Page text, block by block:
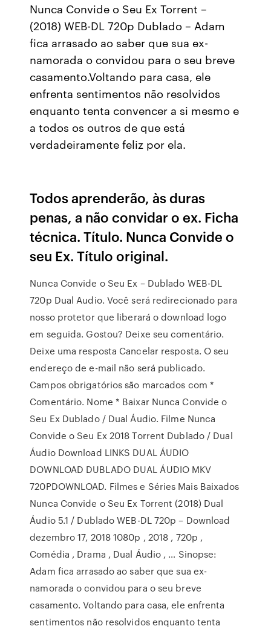
Nunca Convide o Seu Ex Torrent –
(2018) WEB-DL 720p Dublado – Adam
fica arrasado ao saber que sua ex-
namorada o convidou para o seu breve
casamento.Voltando para casa, ele
enfrenta sentimentos não resolvidos
enquanto tenta convencer a si mesmo e
a todos os outros de que está
verdadeiramente feliz por ela.
Todos aprenderão, às duras
penas, a não convidar o ex. Ficha
técnica. Título. Nunca Convide o
seu Ex. Título original.
Nunca Convide o Seu Ex – Dublado WEB-DL
720p Dual Audio. Você será redirecionado para
nosso protetor que liberará o download logo
em seguida. Gostou? Deixe seu comentário.
Deixe uma resposta Cancelar resposta. O seu
endereço de e-mail não será publicado.
Campos obrigatórios são marcados com *
Comentário. Nome * Baixar Nunca Convide o
Seu Ex Dublado / Dual Áudio. Filme Nunca
Convide o Seu Ex 2018 Torrent Dublado / Dual
Áudio Download LINKS DUAL ÁUDIO
DOWNLOAD DUBLADO DUAL ÁUDIO MKV
720PDOWNLOAD. Filmes e Séries Mais Baixados
Nunca Convide o Seu Ex Torrent (2018) Dual
Áudio 5.1 / Dublado WEB-DL 720p – Download
dezembro 17, 2018 1080p , 2018 , 720p ,
Comédia , Drama , Dual Áudio , … Sinopse:
Adam fica arrasado ao saber que sua ex-
namorada o convidou para o seu breve
casamento. Voltando para casa, ele enfrenta
sentimentos não resolvidos enquanto tenta